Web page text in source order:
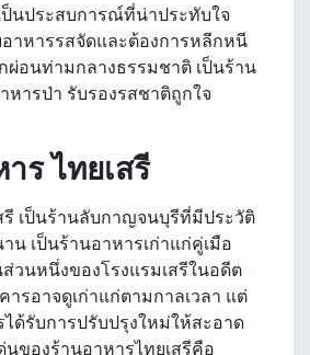
ป็นประสบการณ์ที่น่าประทับใจ
าหารรสจัดและต้องการหลีกหนี
ผ่อนท่ามกลางธรรมชาติ เป็นร้าน
ารป่า รับรองรสชาติถูกใจ
ร ไทยเสรี
รี เป็นร้านลับกาญจนบุรีที่มีประวัติ
น เป็นร้านอาหารเก่าแก่คู่เมือ
วนหนึ่งของโรงแรมเสรีในอดีต
รอาจดูเก่าแก่ตามกาลเวลา แต่
ด้รับการปรับปรุงใหม่ให้สะอาด
นของร้านอาหารไทยเสรีคือ